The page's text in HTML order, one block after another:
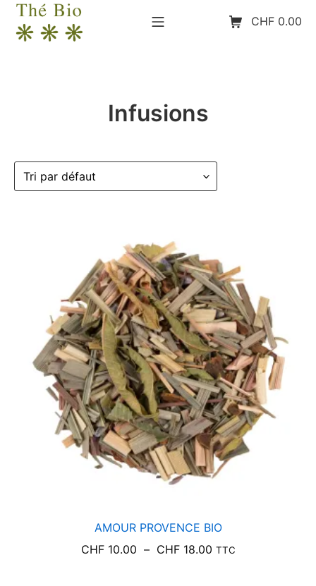
Aller
Menu mobilePanier d’achat
CHF 0.00
Infusions
AMOUR PROVENCE BIO
CHF10.00 – CHF18.00Plage
TTC